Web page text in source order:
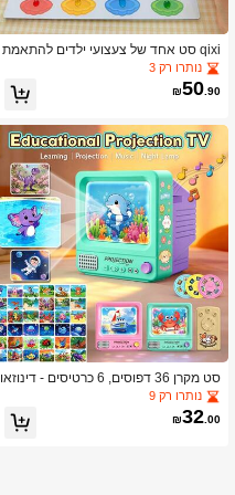
qixi סט אחד של צעצועי ילדים להתאמת
ומיון צבעים, מתנה ללימוד צבעים, פיגמנ
ט צבע של נייר וחרוזי מים, אימון מיומנויות
קוגניטיביות ומוטוריקה עדינה לגן ילדים
נותרו רק 3
₪50.90
סט מקרן 36 דפוסים, 6 כרטיסים - דינוזאו
ר/בעלי חיים/רכב/חלל - משחק חינוכי לזמן
השינה - מתנה מושלמת ליום הולדת/חג
המולד (אביזרים בצבע אקראי)
נותרו רק 9
₪32.00